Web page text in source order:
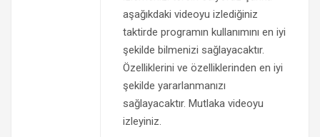
aşağıkdaki videoyu izlediğiniz
taktirde programın kullanımını en iyi
şekilde bilmenizi sağlayacaktır.
Özelliklerini ve özelliklerinden en iyi
şekilde yararlanmanızı
sağlayacaktır. Mutlaka videoyu
izleyiniz.